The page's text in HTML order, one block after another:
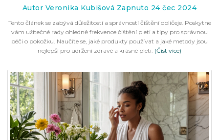
Autor Veronika Kubišová Zapnuto 24 čec 2024
Tento článek se zabývá důležitostí a správností čištění obličeje. Poskytne
vám užitečné rady ohledně frekvence čištění pleti a tipy pro správnou
péči o pokožku. Naučíte se, jaké produkty používat a jaké metody jsou
nejlepší pro udržení zdravé a krásné pleti. (Číst více)